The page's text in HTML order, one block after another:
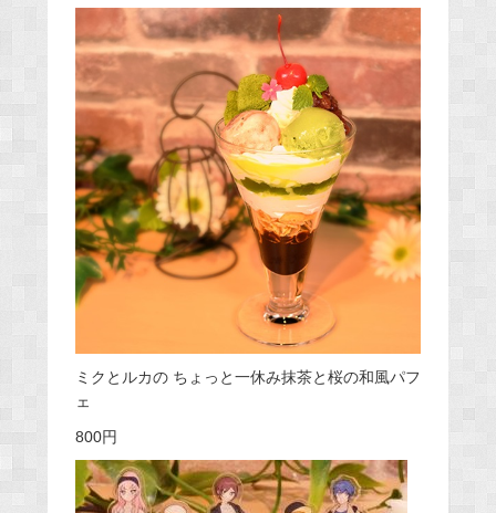
ミクとルカの ちょっと一休み抹茶と桜の和風パフ
ェ
800円